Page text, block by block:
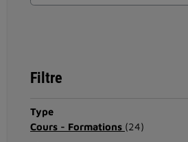
Filtre
Type
Cours - Formations (24)